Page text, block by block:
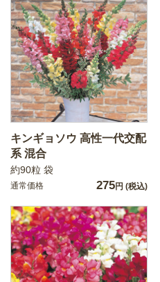
キンギョソウ 高性一代交配
系 混合
約90粒 袋
通常価格 275円 (税込)